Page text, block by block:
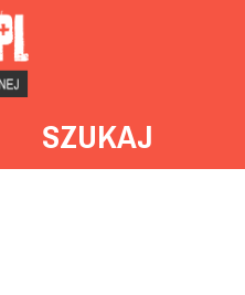
SZUKAJ